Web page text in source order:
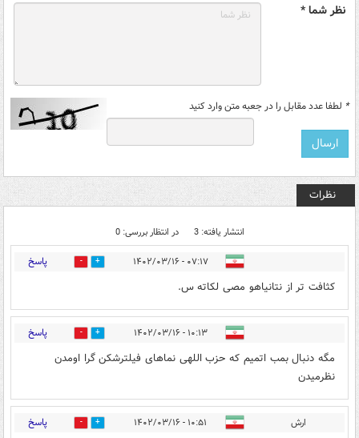
نظر شما *
* لطفا عدد مقابل را در جعبه متن وارد کنید
نظرات
انتشار یافته: 3 در انتظار بررسی: 0
۰۷:۱۷ - ۱۴۰۲/۰۳/۱۶ 5 پاسخ
کثافت تر از نتانیاهو مصی لکاته س.
۱۰:۱۳ - ۱۴۰۲/۰۳/۱۶ 0 پاسخ
مگه دنبال بمب اتمیم که حزب اللهی نماهای فیلترشکن گرا اومدن
نظرمیدن
ارش ۱۰:۵۱ - ۱۴۰۲/۰۳/۱۶ 1 پاسخ